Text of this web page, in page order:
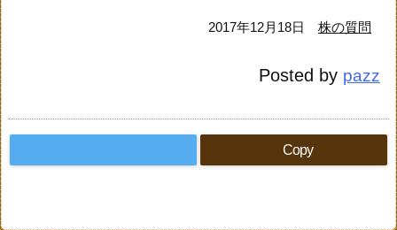
2017年12月18日 株の質問
Posted by pazz
Copy